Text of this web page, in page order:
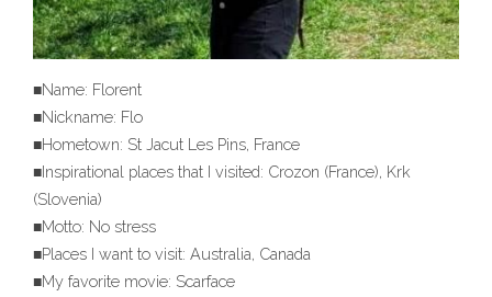
■Name: Florent
■Nickname: Flo
■Hometown: St Jacut Les Pins, France
■Inspirational places that I visited: Crozon (France), Krk
(Slovenia)
■Motto: No stress
■Places I want to visit: Australia, Canada
■My favorite movie: Scarface